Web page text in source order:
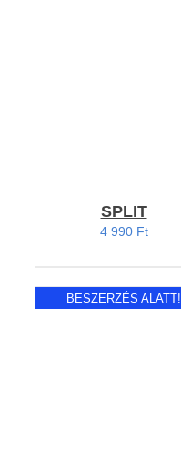
SPLIT
4 990 Ft
BESZERZÉS ALATT!